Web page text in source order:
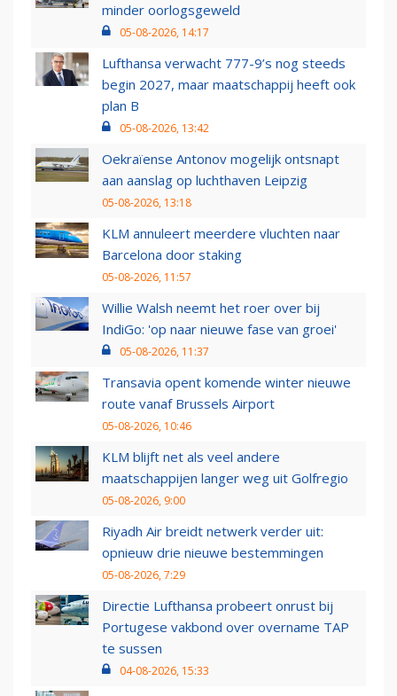
minder oorlogsgeweld
05-08-2026, 14:17
Lufthansa verwacht 777-9’s nog steeds
begin 2027, maar maatschappij heeft ook
plan B
05-08-2026, 13:42
Oekraïense Antonov mogelijk ontsnapt
aan aanslag op luchthaven Leipzig
05-08-2026, 13:18
KLM annuleert meerdere vluchten naar
Barcelona door staking
05-08-2026, 11:57
Willie Walsh neemt het roer over bij
IndiGo: 'op naar nieuwe fase van groei'
05-08-2026, 11:37
Transavia opent komende winter nieuwe
route vanaf Brussels Airport
05-08-2026, 10:46
KLM blijft net als veel andere
maatschappijen langer weg uit Golfregio
05-08-2026, 9:00
Riyadh Air breidt netwerk verder uit:
opnieuw drie nieuwe bestemmingen
05-08-2026, 7:29
Directie Lufthansa probeert onrust bij
Portugese vakbond over overname TAP
te sussen
04-08-2026, 15:33